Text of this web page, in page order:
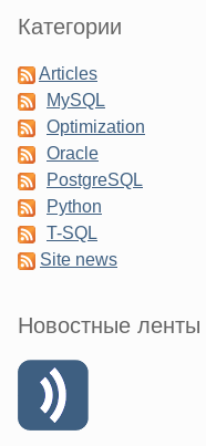
Категории
Articles
MySQL
Optimization
Oracle
PostgreSQL
Python
T-SQL
Site news
Новостные ленты